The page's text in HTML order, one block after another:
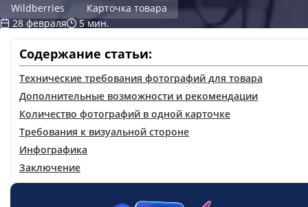
Wildberries
Карточка товара
28 февраля
5 мин.
Содержание статьи:
Технические требования фотографий для товара
Дополнительные возможности и рекомендации
Количество фотографий в одной карточке
Требования к визуальной стороне
Инфографика
Заключение